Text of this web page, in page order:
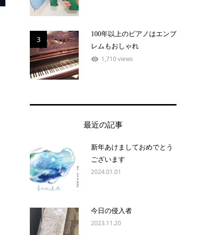
3
100年以上のピアノはエンブ
レムもおしゃれ
1,710 views
最近の記事
新年あけましておめでとう
ございます
2024.01.01
今日の侵入者
2023.11.20